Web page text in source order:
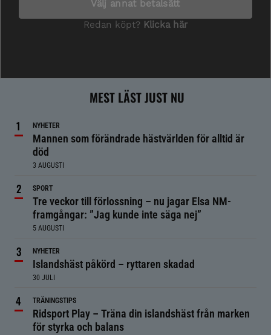
MEST LÄST JUST NU
NYHETER
Mannen som förändrade hästvärlden för alltid är
död
3 AUGUSTI
SPORT
Tre veckor till förlossning – nu jagar Elsa NM-
framgångar: ”Jag kunde inte säga nej”
5 AUGUSTI
NYHETER
Islandshäst påkörd – ryttaren skadad
30 JULI
TRÄNINGSTIPS
Ridsport Play – Träna din islandshäst från marken
för styrka och balans